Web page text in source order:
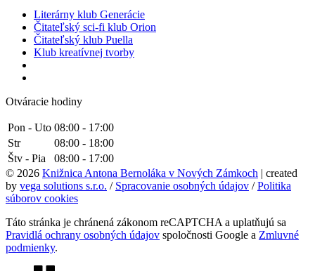
Literárny klub Generácie
Čitateľský sci-fi klub Orion
Čitateľský klub Puella
Klub kreatívnej tvorby
Otváracie hodiny
Pon - Uto 08:00 - 17:00
Str
08:00 - 18:00
Štv - Pia
08:00 - 17:00
© 2026 Knižnica Antona Bernoláka v Nových Zámkoch | created
by vega solutions s.r.o. / Spracovanie osobných údajov /Politika
súborov cookies
Táto stránka je chránená zákonom reCAPTCHA a uplatňujú sa
Pravidlá ochrany osobných údajov spoločnosti Google a Zmluvné
podmienky.